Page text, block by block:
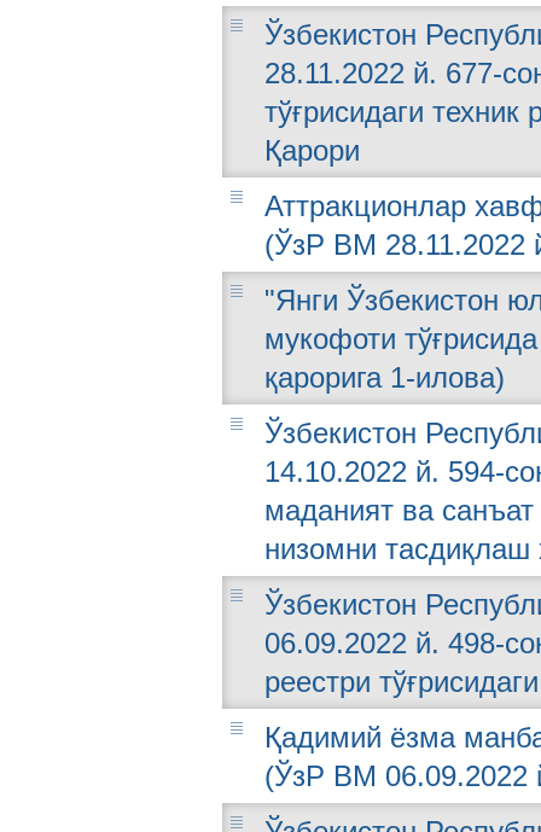
Ўзбекистон
28.11.2022 й. 677-
тўғрисидаги
Қарори
Аттракционлар
(ЎзР ВМ 28.11.2022
"Янги Ўзбекистон
мукофоти
қарорига 1-илова)
Ўзбекистон
14.10.2022 й. 594-
маданият ва
низомни тасдиқлаш
Ўзбекистон
06.09.2022 й. 498-
реестри
Қадимий ёзма
(ЎзР ВМ 06.09.2022